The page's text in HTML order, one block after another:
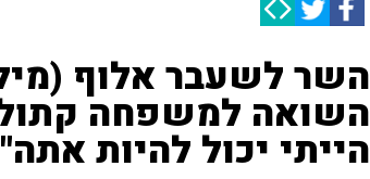
השר לשעבר אלוף
השואה למשפחה
הייתי יכול להיות אתה"